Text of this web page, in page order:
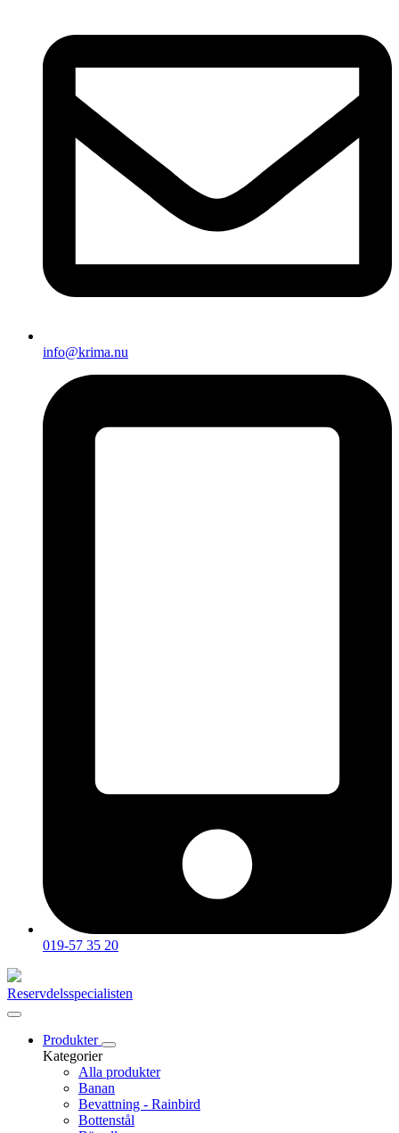
info@krima.nu
019-57 35 20
Reservdelsspecialisten
Produkter
Kategorier
Alla produkter
Banan
Bevattning - Rainbird
Bottenstål